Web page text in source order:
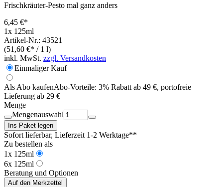
Frischkräuter-Pesto mal ganz anders
6,45 €*
1x 125ml
Artikel-Nr.: 43521
(51,60 €* / 1 l)
inkl. MwSt. zzgl. Versandkosten
Einmaliger Kauf
Als Abo kaufenAbo-Vorteile: 3% Rabatt ab 49 €, portofreie
Lieferung ab 29 €
Menge
Mengenauswahl
Ins Paket legen
Sofort lieferbar, Lieferzeit 1-2 Werktage**
Zu bestellen als
1x 125ml
6x 125ml
Beratung und Optionen
Auf den Merkzettel